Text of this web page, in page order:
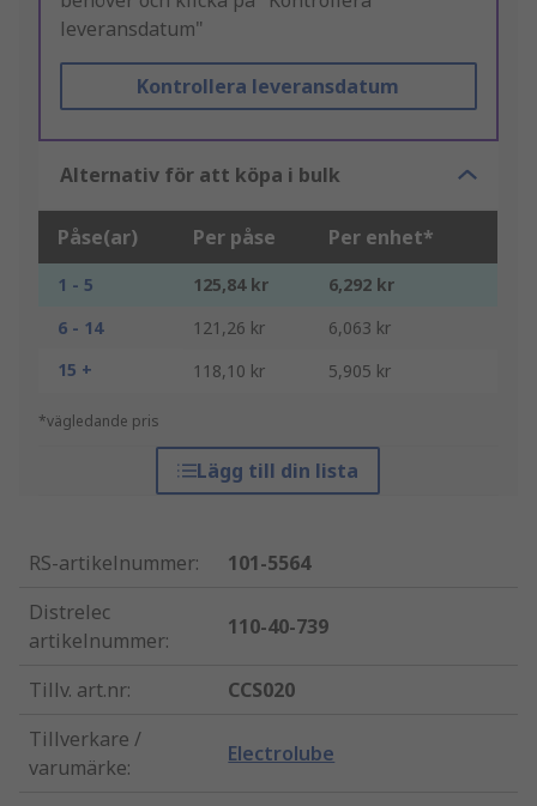
leveransdatum"
Kontrollera leveransdatum
Alternativ för att köpa i bulk
Påse(ar) Per påse Per enhet*
1 - 5 125,84 kr
6,292 kr
6 - 14
121,26 kr
6,063 kr
15 +
118,10 kr 5,905 kr
*vägledande pris
Lägg till din lista
RS-artikelnummer:
101-5564
Distrelec
artikelnummer:
110-40-739
Tillv. art.nr:
CCS020
Tillverkare /
varumärke:
Electrolube